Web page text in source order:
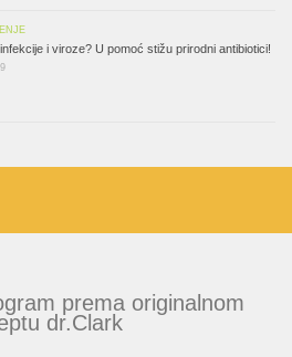
i viroze? U pomoć stižu prirodni antibiotici!
prema originalnom
dr.Clark